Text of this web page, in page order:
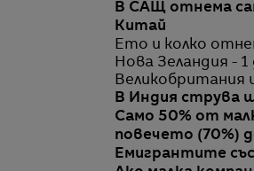
В САЩ отнема
Китай
Ето и колко
Нова Зеландия -
Великобритания
В Индия струва
Само 50% от
повечето (70%)
Емигрантите